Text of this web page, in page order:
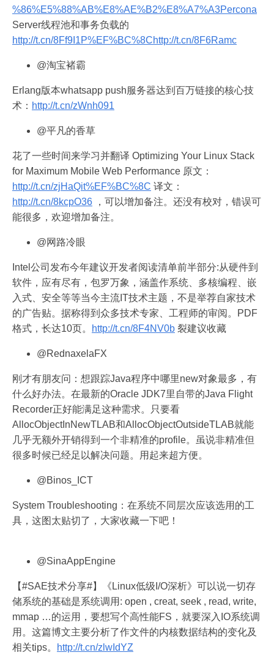
%86%E5%88%AB%E8%AE%B2%E8%A7%A3Percona
Server线程池和事务负载的
http://t.cn/8Ff9I1P%EF%BC%8Chttp://t.cn/8F6Ramc
@淘宝褚霸
Erlang版本whatsapp push服务器达到百万链接的核心技
术： http://t.cn/zWnh091
@平凡的香草
花了一些时间来学习并翻译 Optimizing Your Linux Stack
for Maximum Mobile Web Performance 原文：
http://t.cn/zjHaQit%EF%BC%8C 译文：
http://t.cn/8kcpO36 ，可以增加备注。还没有校对，错误可
能很多，欢迎增加备注。
@网路冷眼
Intel公司发布今年建议开发者阅读清单前半部分:从硬件到
软件，应有尽有，包罗万象，涵盖作系统、多核编程、嵌
入式、安全等等当今主流IT技术主题，不是举荐自家技术
的广告贴。据称得到众多技术专家、工程师的审阅。PDF
格式，长达10页。
http://t.cn/8F4NV0b 裂建议收藏
@RednaxelaFX
刚才有朋友问：想跟踪Java程序中哪里new对象最多，有
什么好办法。在最新的Oracle JDK7里自带的Java Flight
Recorder正好能满足这种需求。只要看
AllocObjectInNewTLAB和AllocObjectOutsideTLAB就能
几乎无额外开销得到一个非精准的profile。虽说非精准但
很多时候已经足以解决问题。用起来超方便。
@Binos_ICT
System Troubleshooting：在系统不同层次应该选用的工
具，这图太贴切了，大家收藏一下吧！
@SinaAppEngine
【#SAE技术分享#】《Linux低级I/O深析》可以说一切存
储系统的基础是系统调用: open , creat, seek , read, write,
mmap …的运用，要想写个高性能FS，就要深入IO系统调
用。这篇博文主要分析了作文件的内核数据结构的变化及
相关tips。
http://t.cn/zlwIdYZ